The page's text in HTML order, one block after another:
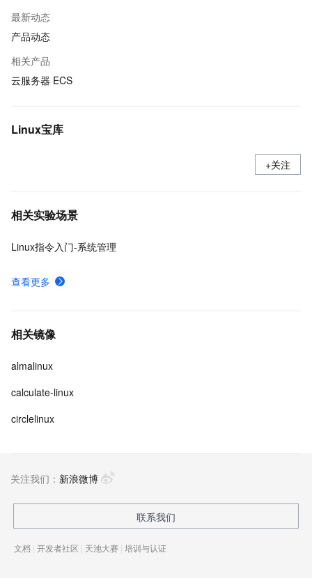
最新动态
产品动态
相关产品
云服务器 ECS
Linux宝库
+关注
相关实验场景
Linux指令入门-系统管理
查看更多
相关镜像
almalinux
calculate-linux
circlelinux
关注我们： 新浪微博
联系我们
文档 | 开发者社区 | 天池大赛 | 培训与认证